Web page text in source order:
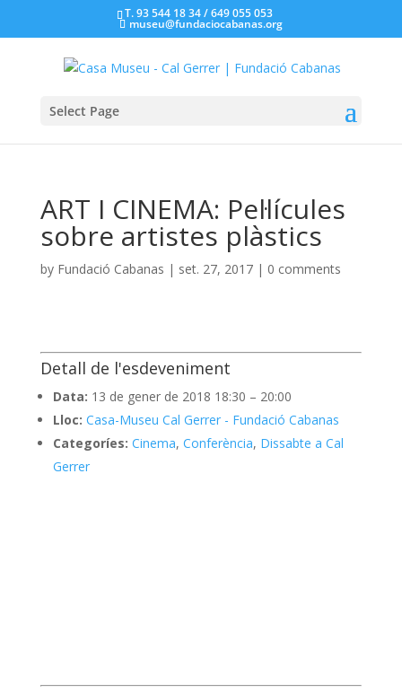
T. 93 544 18 34 / 649 055 053
museu@fundaciocabanas.org
Select Page
ART I CINEMA: Pel·lícules
sobre artistes plàstics
by Fundació Cabanas | set. 27, 2017| 0 comments
Detall de l'esdeveniment
Data: 13 de gener de 2018 18:30 – 20:00
Lloc: Casa-Museu Cal Gerrer - Fundació Cabanas
Categoríes: Cinema, Conferència, Dissabte a Cal
Gerrer